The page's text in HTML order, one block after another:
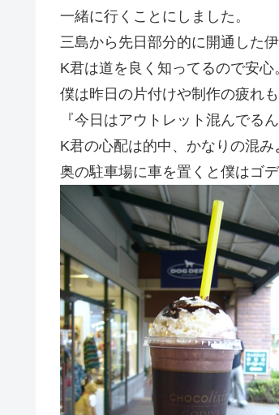
一緒に行くことにしました。
三島から先日部分的に開通した
K君は道を良く知ってるので安心
僕は昨日の片付けや制作の疲れ
『今日はアウトレット混んでる
K君の心配は的中、かなりの混み
奥の駐車場に車を置くと僕はゴデ